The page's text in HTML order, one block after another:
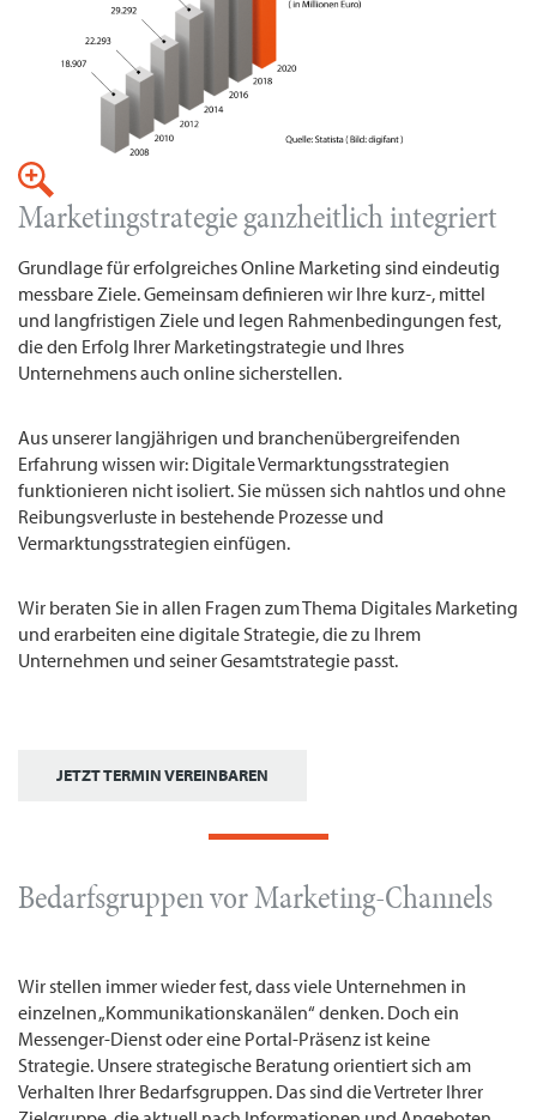
Marketingstrategie ganzheitlich integriert
Grundlage für erfolgreiches Online Marketing sind eindeutig
messbare Ziele. Gemeinsam definieren wir Ihre kurz-, mittel
und langfristigen Ziele und legen Rahmenbedingungen fest,
die den Erfolg Ihrer Marketingstrategie und Ihres
Unternehmens auch online sicherstellen.
Aus unserer langjährigen und branchenübergreifenden
Erfahrung wissen wir: Digitale Vermarktungsstrategien
funktionieren nicht isoliert. Sie müssen sich nahtlos und ohne
Reibungsverluste in bestehende Prozesse und
Vermarktungsstrategien einfügen.
Wir beraten Sie in allen Fragen zum Thema Digitales Marketing
und erarbeiten eine digitale Strategie, die zu Ihrem
Unternehmen und seiner Gesamtstrategie passt.
JETZT TERMIN VEREINBAREN
Bedarfsgruppen vor Marketing-Channels
Wir stellen immer wieder fest, dass viele Unternehmen in
einzelnen „Kommunikationskanälen“ denken. Doch ein
Messenger-Dienst oder eine Portal-Präsenz ist keine
Strategie. Unsere strategische Beratung orientiert sich am
Verhalten Ihrer Bedarfsgruppen. Das sind die Vertreter Ihrer